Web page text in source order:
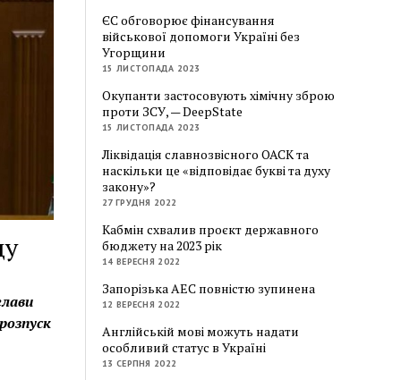
ЄС обговорює фінансування
військової допомоги Україні без
Угорщини
15 ЛИСТОПАДА 2023
Окупанти застосовують хімічну зброю
проти ЗСУ, — DeepState
15 ЛИСТОПАДА 2023
Ліквідація славнозвісного ОАСК та
наскільки це «відповідає букві та духу
закону»?
27 ГРУДНЯ 2022
Кабмін схвалив проєкт державного
бюджету на 2023 рік
14 ВЕРЕСНЯ 2022
Запорізька АЕС повністю зупинена
12 ВЕРЕСНЯ 2022
Англійській мові можуть надати
особливий статус в Україні
13 СЕРПНЯ 2022